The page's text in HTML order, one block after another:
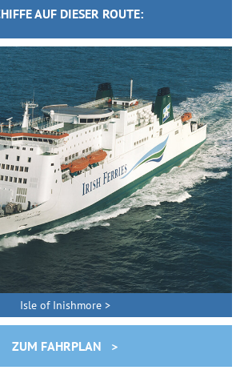
AUF DIESER ROUTE:
Isle of Inishmore >
ZUM FAHRPLAN >